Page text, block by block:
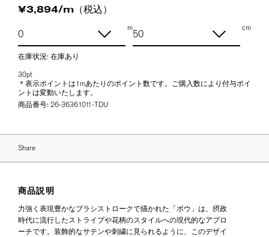
¥3,894/m（税込）
m cm
在庫状況: 在庫あり
30pt
＊表示ポイントは1mあたりのポイント数です。ご購入数により付与ポイ
ントは変動いたします。
商品番号: 26-36361011-TDU
Share
商品説明
力強く表現豊かなブラシストロークで描かれた「ボウ」は、摂政
時代に流行したストライプや花柄のスタイルへの現代的なアプロ
ーチです。装飾的なサテンや刺繍に見られるように、このデザイ